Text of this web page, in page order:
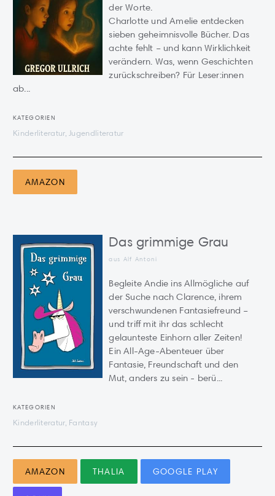
der Worte.
Charlotte und Amelie entdecken
sieben geheimnisvolle Bücher. Das
achte fehlt – und kann Wirklichkeit
verändern. Was, wenn Geschichten
zurückschreiben? Für Leser:innen
ab...
KATEGORIEN
Kinderliteratur, Jugendliteratur
AMAZON
Das grimmige Grau
aus Alf Antoni
Begleite Andie ins Allmögliche auf
der Suche nach Clarence, ihrem
verschwundenen Fantasiefreund –
und triff mit ihr das schlecht
gelaunteste Einhorn aller Zeiten!
Ein All-Age-Abenteuer über
Fantasie, Freundschaft und den
Mut, anders zu sein - berü...
KATEGORIEN
Kinderliteratur, Fantasy
AMAZON THALIA GOOGLE PLAY